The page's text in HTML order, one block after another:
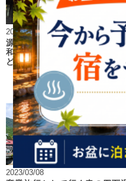
2022/12/07
源泉かけ流しの温泉で、夕食が
和食の四万温泉のおすすめ宿は
どこ？
2023/03/08